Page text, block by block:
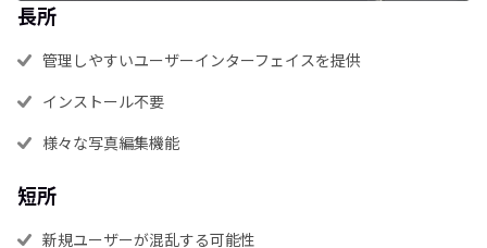
長所
管理しやすいユーザーインターフェイスを提供
インストール不要
様々な写真編集機能
短所
新規ユーザーが混乱する可能性